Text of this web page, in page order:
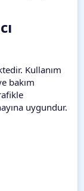
Kullanım
bakım
uygundur.